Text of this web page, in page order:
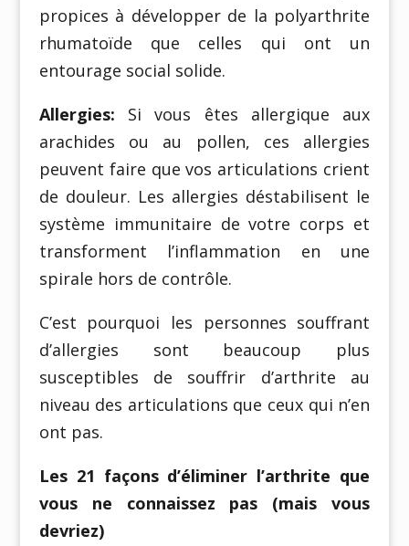
propices à développer de la polyarthrite
rhumatoïde que celles qui ont un
entourage social solide.
Allergies: Si vous êtes allergique aux
arachides ou au pollen, ces allergies
peuvent faire que vos articulations crient
de douleur. Les allergies déstabilisent le
système immunitaire de votre corps et
transforment l’inflammation en une
spirale hors de contrôle.
C’est pourquoi les personnes souffrant
d’allergies sont beaucoup plus
susceptibles de souffrir d’arthrite au
niveau des articulations que ceux qui n’en
ont pas.
Les 21 façons d’éliminer l’arthrite que
vous ne connaissez pas (mais vous
devriez)